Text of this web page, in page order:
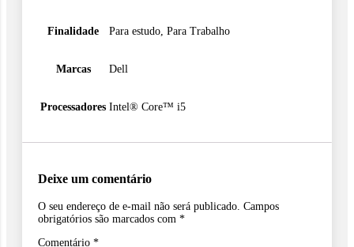
Finalidade Para estudo, Para Trabalho
Marcas Dell
Processadores Intel® Core™ i5
Deixe um comentário
O seu endereço de e-mail não será publicado. Campos
obrigatórios são marcados com *
Comentário *